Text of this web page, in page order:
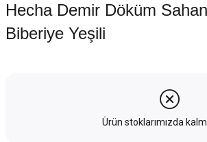
Hecha Demir Döküm
Biberiye Yeşili
Ürün stoklarımızda